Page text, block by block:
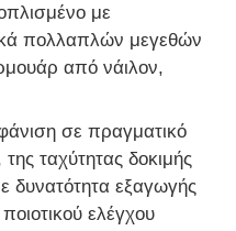
υγρασίας
με
πολλαπλών μεγεθών
από νάιλον,
σε πραγματικό
ταχύτητας δοκιμής
δυνατότητα εξαγωγής
ελέγχου